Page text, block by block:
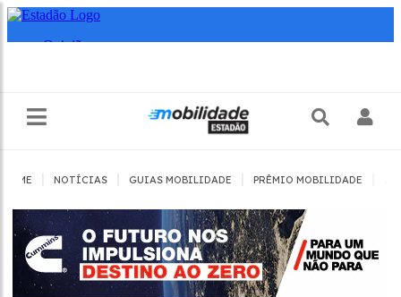
HOME NOTÍCIAS GUIAS MOBILIDADE PRÊMIO MOBILIDADE